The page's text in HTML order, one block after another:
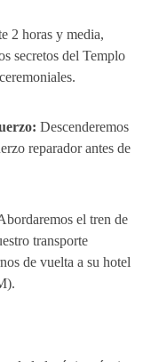
2 horas y media,
secretos del Templo
Descenderemos
reparador antes de
el tren de
transporte
de vuelta a su hotel